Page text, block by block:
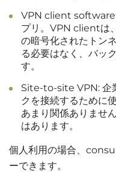
VPN client software:
プリ。VPN clientは
の暗号化されたトン
る必要はなく、バッ
す。
Site-to-site VPN: 企
クを接続するために
あまり関係ありませ
はあります。
個人利用の場合、
ーできます。